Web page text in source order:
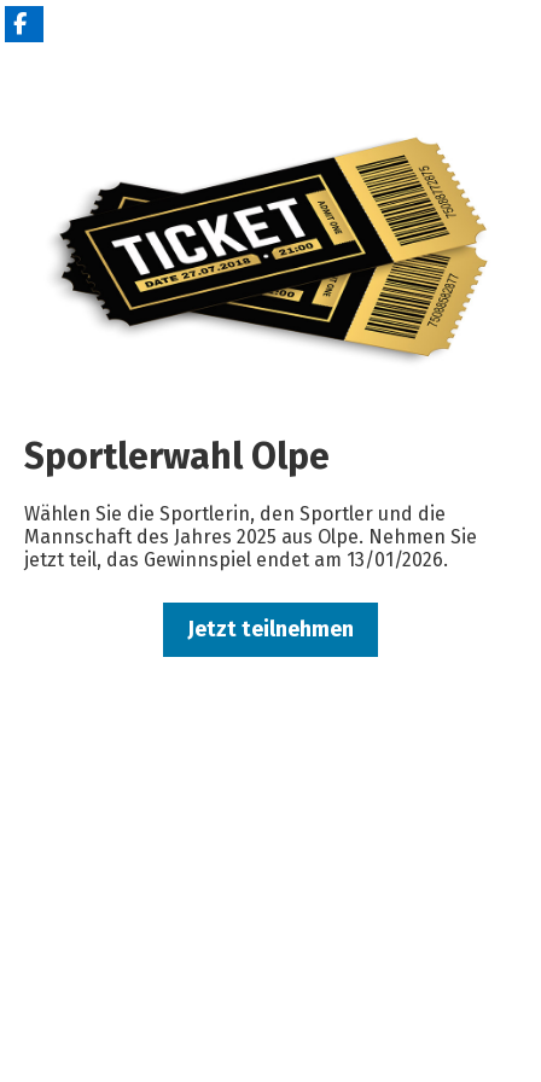
Sportlerwahl Olpe
Wählen Sie die Sportlerin, den Sportler und die
Mannschaft des Jahres 2025 aus Olpe. Nehmen Sie
jetzt teil, das Gewinnspiel endet am 13/01/2026.